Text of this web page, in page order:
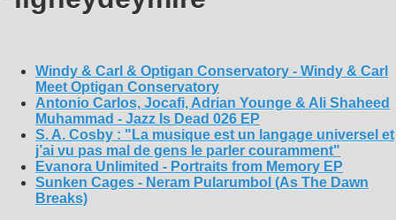
Windy & Carl & Optigan Conservatory - Windy & Carl
Meet Optigan Conservatory
Antonio Carlos, Jocafi, Adrian Younge & Ali Shaheed
Muhammad - Jazz Is Dead 026 EP
S. A. Cosby : "La musique est un langage universel et
j’ai vu pas mal de gens le parler couramment"
Evanora Unlimited - Portraits from Memory EP
Sunken Cages - Neram Pularumbol (As The Dawn
Breaks)